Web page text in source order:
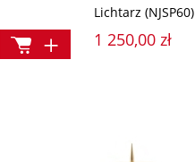
Lichtarz (NJSP60)
1 250,00 zł